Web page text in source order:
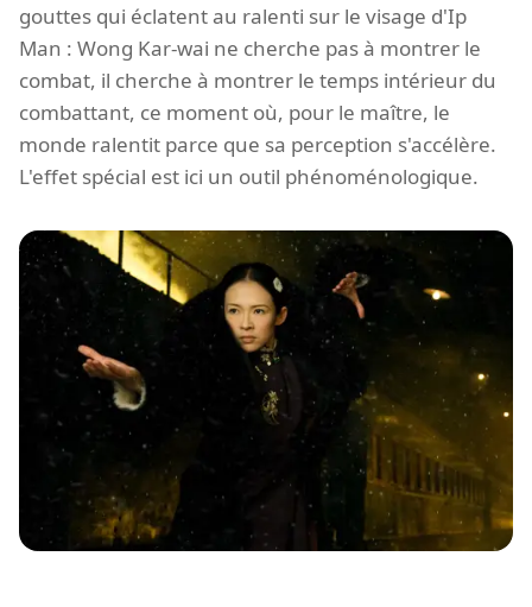
gouttes qui éclatent au ralenti sur le visage d'Ip
Man : Wong Kar-wai ne cherche pas à montrer le
combat, il cherche à montrer le temps intérieur du
combattant, ce moment où, pour le maître, le
monde ralentit parce que sa perception s'accélère.
L'effet spécial est ici un outil phénoménologique.